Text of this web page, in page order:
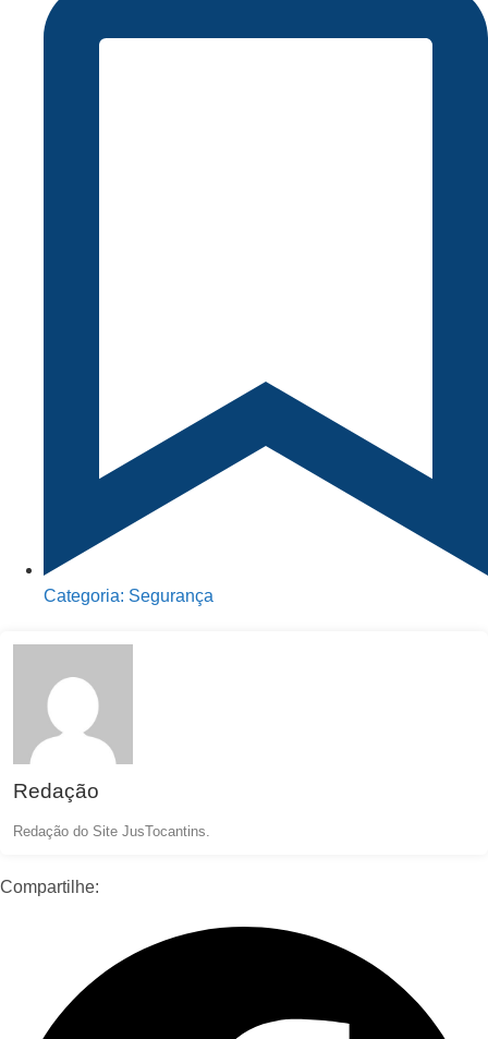
Categoria: Segurança
Redação
Redação do Site JusTocantins.
Compartilhe: